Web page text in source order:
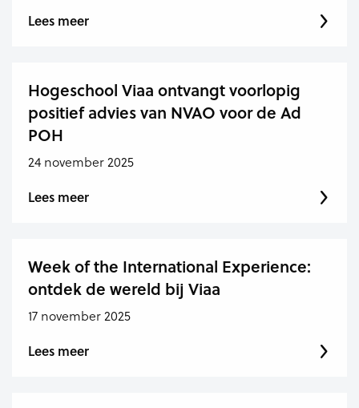
Lees meer
Hogeschool Viaa ontvangt voorlopig
positief advies van NVAO voor de Ad
POH
24 november 2025
Lees meer
Week of the International Experience:
ontdek de wereld bij Viaa
17 november 2025
Lees meer